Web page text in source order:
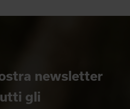
newsletter
gli